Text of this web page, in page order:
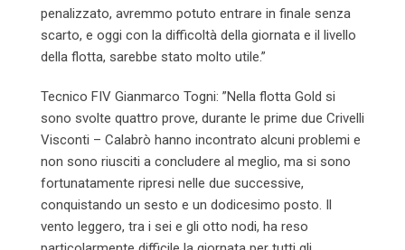
penalizzato, avremmo potuto entrare in finale senza
scarto, e oggi con la difficoltà della giornata e il livello
della flotta, sarebbe stato molto utile.”
Tecnico FIV Gianmarco Togni: ”Nella flotta Gold si
sono svolte quattro prove, durante le prime due Crivelli
Visconti – Calabrò hanno incontrato alcuni problemi e
non sono riusciti a concludere al meglio, ma si sono
fortunatamente ripresi nelle due successive,
conquistando un sesto e un dodicesimo posto. Il
vento leggero, tra i sei e gli otto nodi, ha reso